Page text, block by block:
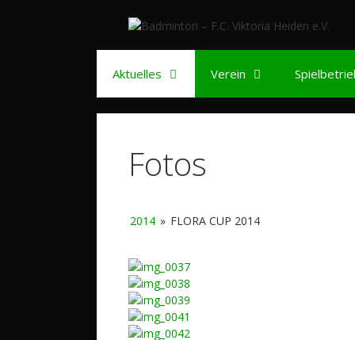
Aktuelles Verein
Fotos
2014 » FLORA CUP 2014